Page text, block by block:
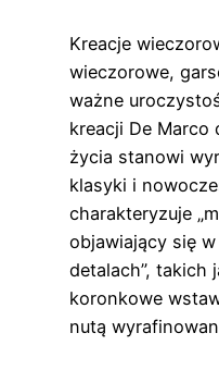
Kreacje
wieczorowe,
ważne
kreacji De
życia stanowi
klasyki i
charakteryzuje
objawiający się
detalach”, takich
koronkowe
nutą